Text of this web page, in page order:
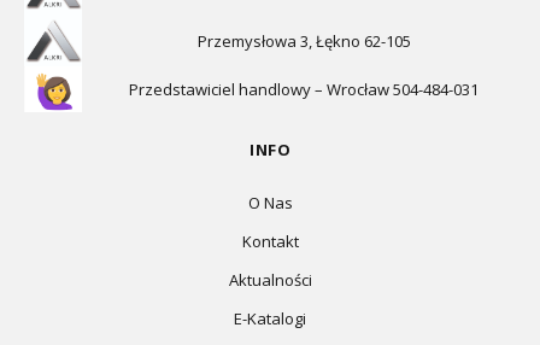
Przemysłowa 3, Łękno 62-105
Przedstawiciel handlowy – Wrocław 504-484-031
INFO
O Nas
Kontakt
Aktualności
E-Katalogi